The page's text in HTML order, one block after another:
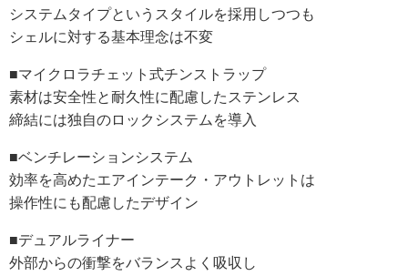
システムタイプというスタイルを採用しつつも
シェルに対する基本理念は不変
■マイクロラチェット式チンストラップ
素材は安全性と耐久性に配慮したステンレス
締結には独自のロックシステムを導入
■ベンチレーションシステム
効率を高めたエアインテーク・アウトレットは
操作性にも配慮したデザイン
■デュアルライナー
外部からの衝撃をバランスよく吸収し